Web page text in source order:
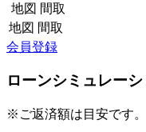
地図 間取
地図 間取
会員登録
ローンシミュレーシ
※ご返済額は目安です